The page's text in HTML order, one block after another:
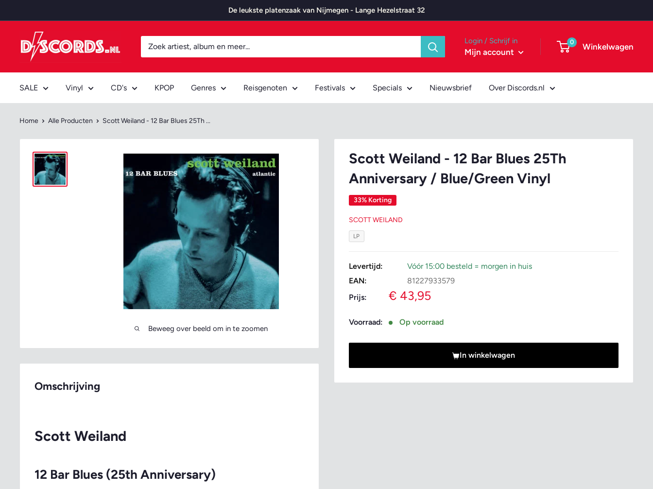
naar
De leukste platenzaak van Nijmegen - Lange Hezelstraat 32
Discords.nl Login / Schrijf in
Mijn account
0 Winkelwagen
SALE Vinyl CD's KPOP Genres Reisgenoten Festivals Specials Nieuwsbrief Over Discords.nl
Home Alle Producten Scott Weiland - 12 Bar Blues 25Th ...
Beweeg over beeld om in te zoomen
Scott Weiland - 12 Bar Blues 25Th
Anniversary / Blue/Green Vinyl
33% Korting
SCOTT WEILAND
LP
Levertijd:
Vóór 15:00 besteld = morgen in huis
EAN:
81227933579
Prijs:
Verkoopprijs
€ 43,95
Voorraad: Op voorraad
In winkelwagen
Omschrijving
Scott Weiland
12 Bar Blues (25th Anniversary)